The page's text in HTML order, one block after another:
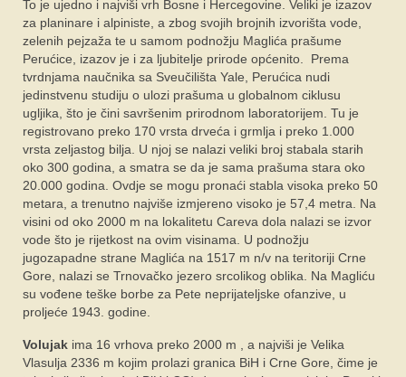
To je ujedno i najviši vrh Bosne i Hercegovine. Veliki je izazov
za planinare i alpiniste, a zbog svojih brojnih izvorišta vode,
zelenih pejzaža te u samom podnožju Maglića prašume
Perućice, izazov je i za ljubitelje prirode općenito. Prema
tvrdnjama naučnika sa Sveučilišta Yale, Perućica nudi
jedinstvenu studiju o ulozi prašuma u globalnom ciklusu
ugljika, što je čini savršenim prirodnom laboratorijem. Tu je
registrovano preko 170 vrsta drveća i grmlja i preko 1.000
vrsta zeljastog bilja. U njoj se nalazi veliki broj stabala starih
oko 300 godina, a smatra se da je sama prašuma stara oko
20.000 godina. Ovdje se mogu pronaći stabla visoka preko 50
metara, a trenutno najviše izmjereno visoko je 57,4 metra. ​​Na
visini od oko 2000 m na lokalitetu Careva dola nalazi se izvor
vode što je rijetkost na ovim visinama. U podnožju
jugozapadne strane Maglića na 1517 m n/v na teritoriji Crne
Gore, nalazi se Trnovačko jezero srcolikog oblika. Na Magliću
su vođene teške borbe za Pete neprijateljske ofanzive, u
proljeće 1943. godine.
Volujak ima 16 vrhova preko 2000 m , a najviši je Velika
Vlasulja 2336 m kojim prolazi granica BiH i Crne Gore, čime je